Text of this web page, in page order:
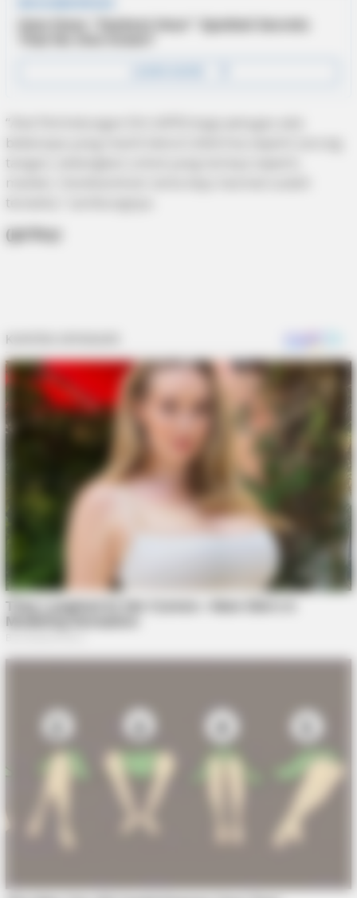
“Alat Perlindungan Diri (APD) bagi petugas ada
beberapa yang masih belum diterima seperti sarung
tangan, sedangkan untuk yang lainnya seperti,
masker, Handsanitizer serta baju hazmat sudah
tersedia,” sambungnya.
(Jpl/Brp)